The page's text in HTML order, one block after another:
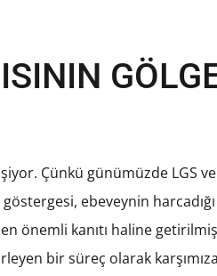
Çünkü günümüzde LGS
ebeveynin harcadığı
önemli kanıtı haline
bir süreç olarak